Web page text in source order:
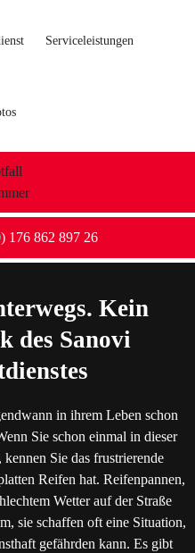
Serviceleistungen
176 862 897 26
Kein
des Sanovi
in ihrem Leben schon
Sie schon einmal in dieser
Sie das frustrierende
Reifen hat. Reifenpannen,
Wetter auf der Straße
sie schaffen oft eine Situation,
gefährden kann. Es gibt